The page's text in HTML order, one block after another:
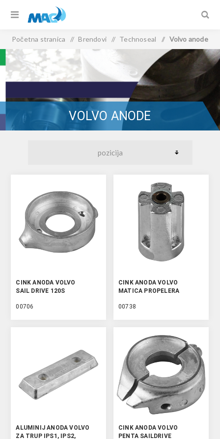
Početna stranica / Brendovi / Technoseal / Volvo anode
VOLVO ANODE
CINK ANODA VOLVO
SAIL DRIVE 120S
00706
CINK ANODA VOLVO
MATICA PROPELERA
00738
ALUMINIJ ANODA VOLVO
ZA TRUP IPS1, IPS2,
CINK ANODA VOLVO
PENTA SAILDRIVE